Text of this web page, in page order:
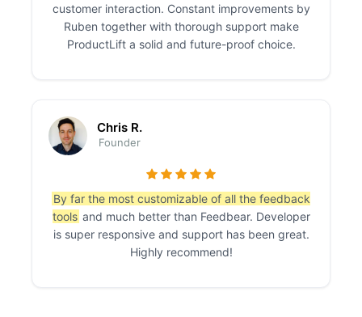
customer interaction. Constant improvements by
Ruben together with thorough support make
ProductLift a solid and future-proof choice.
Chris R.
Founder
By far the most customizable of all the feedback
tools and much better than Feedbear. Developer
is super responsive and support has been great.
Highly recommend!